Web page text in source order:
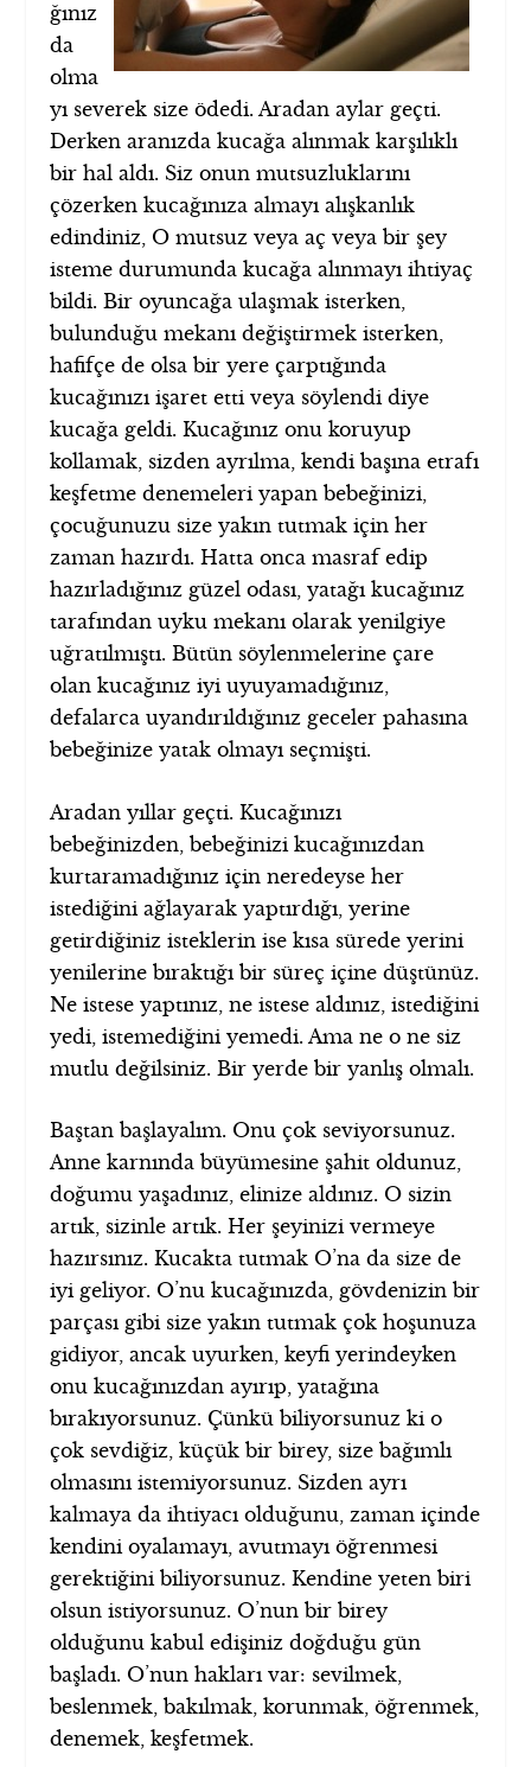
ğınız
da
olma
yı severek size ödedi. Aradan aylar geçti.
Derken aranızda kucağa alınmak karşılıklı
bir hal aldı. Siz onun mutsuzluklarını
çözerken kucağınıza almayı alışkanlık
edindiniz, O mutsuz veya aç veya bir şey
isteme durumunda kucağa alınmayı ihtiyaç
bildi. Bir oyuncağa ulaşmak isterken,
bulunduğu mekanı değiştirmek isterken,
hafifçe de olsa bir yere çarptığında
kucağınızı işaret etti veya söylendi diye
kucağa geldi. Kucağınız onu koruyup
kollamak, sizden ayrılma, kendi başına etrafı
keşfetme denemeleri yapan bebeğinizi,
çocuğunuzu size yakın tutmak için her
zaman hazırdı. Hatta onca masraf edip
hazırladığınız güzel odası, yatağı kucağınız
tarafından uyku mekanı olarak yenilgiye
uğratılmıştı. Bütün söylenmelerine çare
olan kucağınız iyi uyuyamadığınız,
defalarca uyandırıldığınız geceler pahasına
bebeğinize yatak olmayı seçmişti.
Aradan yıllar geçti. Kucağınızı
bebeğinizden, bebeğinizi kucağınızdan
kurtaramadığınız için neredeyse her
istediğini ağlayarak yaptırdığı, yerine
getirdiğiniz isteklerin ise kısa sürede yerini
yenilerine bıraktığı bir süreç içine düştünüz.
Ne istese yaptınız, ne istese aldınız, istediğini
yedi, istemediğini yemedi. Ama ne o ne siz
mutlu değilsiniz. Bir yerde bir yanlış olmalı.
Baştan başlayalım. Onu çok seviyorsunuz.
Anne karnında büyümesine şahit oldunuz,
doğumu yaşadınız, elinize aldınız. O sizin
artık, sizinle artık. Her şeyinizi vermeye
hazırsınız. Kucakta tutmak O’na da size de
iyi geliyor. O’nu kucağınızda, gövdenizin bir
parçası gibi size yakın tutmak çok hoşunuza
gidiyor, ancak uyurken, keyfi yerindeyken
onu kucağınızdan ayırıp, yatağına
bırakıyorsunuz. Çünkü biliyorsunuz ki o
çok sevdiğiz, küçük bir birey, size bağımlı
olmasını istemiyorsunuz. Sizden ayrı
kalmaya da ihtiyacı olduğunu, zaman içinde
kendini oyalamayı, avutmayı öğrenmesi
gerektiğini biliyorsunuz. Kendine yeten biri
olsun istiyorsunuz. O’nun bir birey
olduğunu kabul edişiniz doğduğu gün
başladı. O’nun hakları var: sevilmek,
beslenmek, bakılmak, korunmak, öğrenmek,
denemek, keşfetmek.